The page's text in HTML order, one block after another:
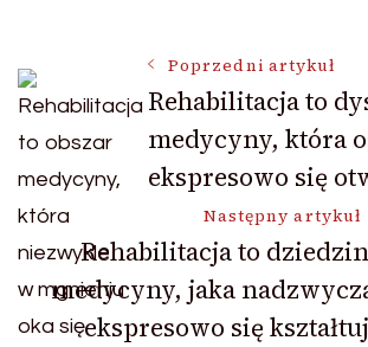
Nawigacja
wpisu
Poprzedni artykuł
Rehabilitacja to
medycyny, która
ekspresowo się
Następny artykuł
Rehabilitacja to
medycyny, jaka
ekspresowo się